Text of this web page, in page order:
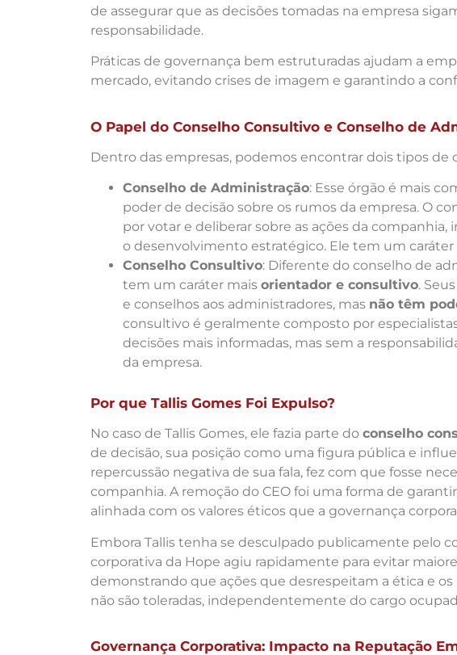
de assegurar que as decisões tomadas na empresa
responsabilidade.
Práticas de governança bem estruturadas ajudam a
mercado, evitando crises de imagem e garantindo a
O Papel do Conselho Consultivo e Conselho de
Dentro das empresas, podemos encontrar dois tipos de
Conselho de Administração: Esse órgão é mais
poder de decisão sobre os rumos da empresa. O
por votar e deliberar sobre as ações da
o desenvolvimento estratégico. Ele tem um caráter
Conselho Consultivo: Diferente do conselho de
tem um caráter mais orientador e consultivo.
e conselhos aos administradores, mas não têm
consultivo é geralmente composto por
decisões mais informadas, mas sem a
da empresa.
Por que Tallis Gomes Foi Expulso?
No caso de Tallis Gomes, ele fazia parte do conselho
de decisão, sua posição como uma figura pública e
repercussão negativa de sua fala, fez com que fosse
companhia. A remoção do CEO foi uma forma de
alinhada com os valores éticos que a governança
Embora Tallis tenha se desculpado publicamente pelo
corporativa da Hope agiu rapidamente para evitar
demonstrando que ações que desrespeitam a ética e
não são toleradas, independentemente do cargo
Governança Corporativa: Impacto na Reputação